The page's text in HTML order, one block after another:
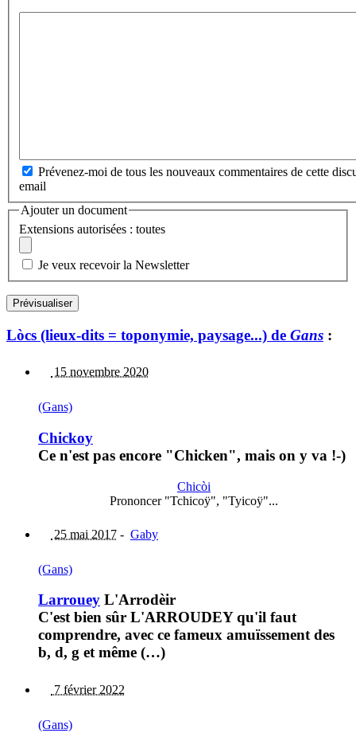
Prévenez-moi de tous les nouveaux commentaires de cette
email
Ajouter un document
Extensions autorisées : toutes
Je veux recevoir la Newsletter
Lòcs (lieux-dits = toponymie, paysage...) de Gans :
15 novembre 2020
(Gans)
Chickoy
Ce n'est pas encore "Chicken", mais on y va !-)
Chicòi
Prononcer "Tchicoÿ", "Tyicoÿ"...
25 mai 2017 - Gaby
(Gans)
Larrouey L'Arrodèir
C'est bien sûr L'ARROUDEY qu'il faut
comprendre, avec ce fameux amuïssement des
b, d, g et même (…)
7 février 2022
(Gans)